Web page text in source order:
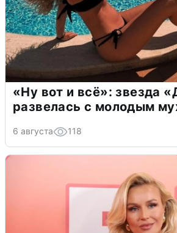
«Ну вот и всё»: звезда
развелась с молодым
6 августа 118